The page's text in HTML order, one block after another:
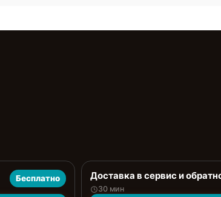
Бесплатно Доставка в сервис и
30 мин